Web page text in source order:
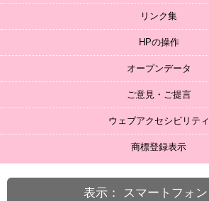
リンク集
HPの操作
オープンデータ
ご意見・ご提言
ウェブアクセシビリティ
商標登録表示
表示： スマートフォン